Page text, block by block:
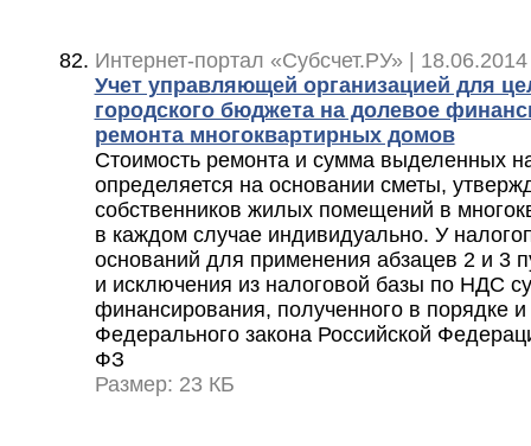
Интернет-портал «Субсчет.РУ» |
Учет управляющей организацией для
городского бюджета на долевое
ремонта многоквартирных домов
Стоимость ремонта и сумма выделенных
определяется на основании сметы,
собственников жилых помещений в
в каждом случае индивидуально. У
оснований для применения абзацев 2 и 3
и исключения из налоговой базы по НДС
финансирования, полученного в порядке
Федерального закона Российской
ФЗ
Размер: 23 КБ